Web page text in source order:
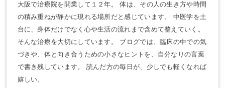
大阪で治療院を開業して１２年。 体は、その人の生き方や時間
の積み重ねが静かに現れる場所だと感じています。 中医学を土
台に、身体だけでなく心や生活の流れまで含めて整えていく。
そんな治療を大切にしています。 ブログでは、臨床の中での気
づきや、体と向き合うための小さなヒントを、自分なりの言葉
で書き残しています。 読んだ方の毎日が、少しでも軽くなれば
嬉しい。